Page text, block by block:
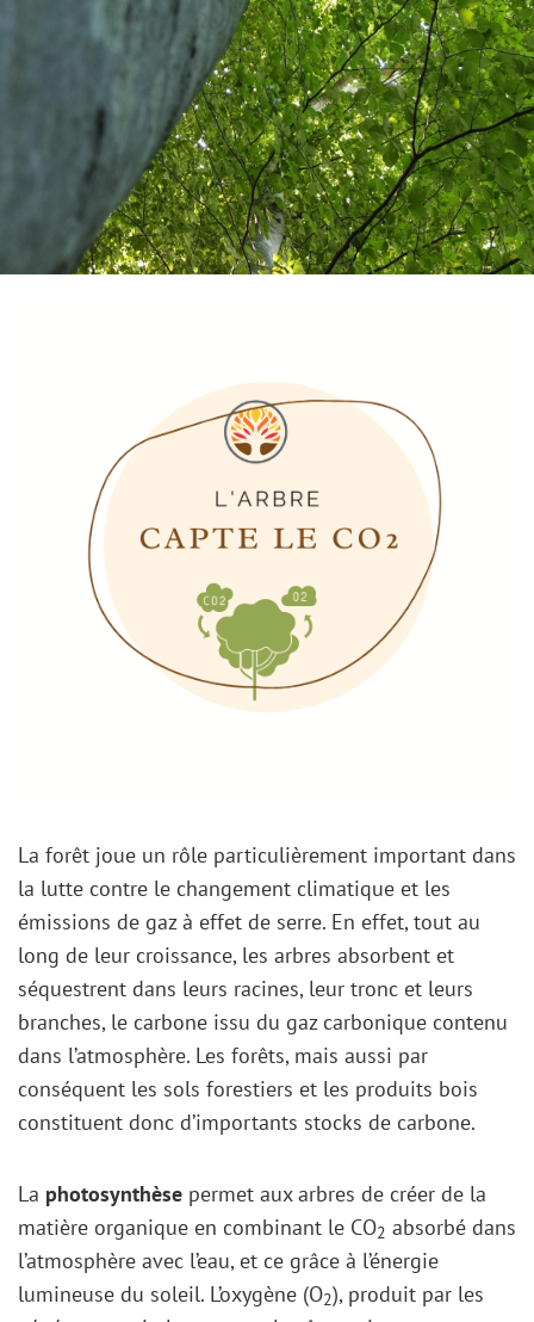
La forêt joue un rôle particulièrement important dans
la lutte contre le changement climatique et les
émissions de gaz à effet de serre. En effet, tout au
long de leur croissance, les arbres absorbent et
séquestrent dans leurs racines, leur tronc et leurs
branches, le carbone issu du gaz carbonique contenu
dans l’atmosphère. Les forêts, mais aussi par
conséquent les sols forestiers et les produits bois
constituent donc d’importants stocks de carbone.
La photosynthèse permet aux arbres de créer de la
matière organique en combinant le CO2 absorbé dans
l’atmosphère avec l’eau, et ce grâce à l’énergie
lumineuse du soleil. L’oxygène (O2), produit par les